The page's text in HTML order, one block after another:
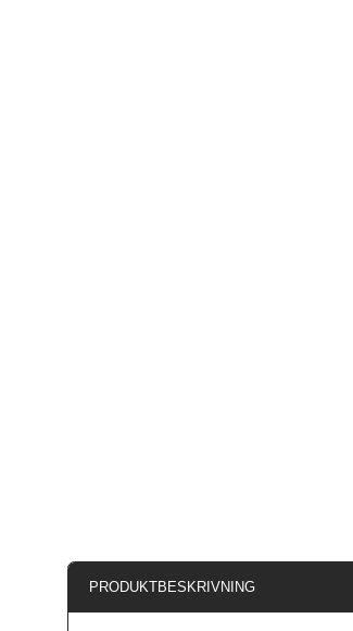
PRODUKTBESKRIVNING